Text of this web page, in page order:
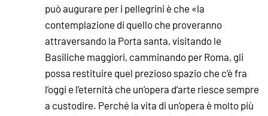
può augurare per i pellegrini è che «la
contemplazione di quello che proveranno
attraversando la Porta santa, visitando le
Basiliche maggiori, camminando per Roma, gli
possa restituire quel prezioso spazio che c’è fra
l’oggi e l’eternità che un’opera d’arte riesce sempre
a custodire. Perché la vita di un’opera è molto più